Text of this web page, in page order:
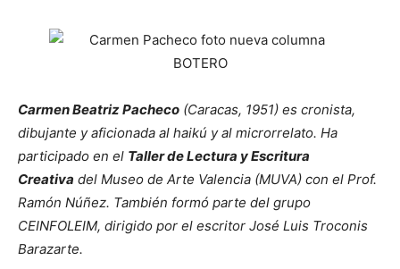
Carmen Beatriz Pacheco (Caracas, 1951) es cronista,
dibujante y aficionada al haikú y al microrrelato. Ha
participado en el Taller de Lectura y Escritura
Creativa del Museo de Arte Valencia (MUVA) con el Prof.
Ramón Núñez. También formó parte del grupo
CEINFOLEIM, dirigido por el escritor José Luis Troconis
Barazarte.